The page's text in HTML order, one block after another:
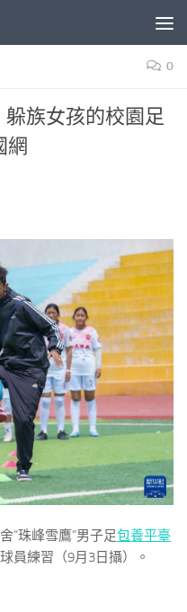
0
族女孩的校園足
網
“珠峰雪鷹”男子足包養平臺
員練習（9月3日攝）。